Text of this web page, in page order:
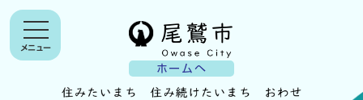
ホームへ
メニュー